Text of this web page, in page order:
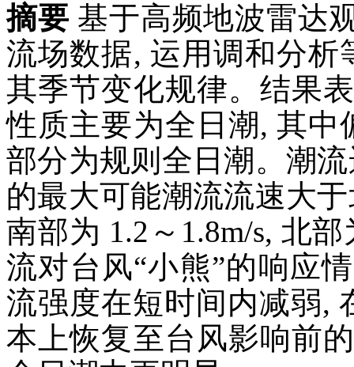
摘要 基于高频地波雷达
流场数据, 运用调和分
其季节变化规律。结果
性质主要为全日潮, 其
部分为规则全日潮。潮
的最大可能潮流流速大
南部为 1.2～1.8m/s, 北
流对台风“小熊”的响应
流强度在短时间内减弱,
本上恢复至台风影响前